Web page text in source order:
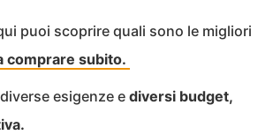
puoi scoprire quali sono le migliori
comprare subito.
esigenze ediversi budget,